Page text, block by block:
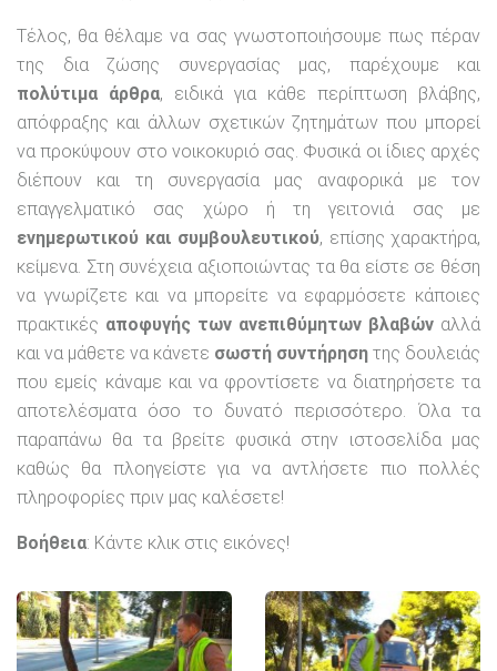
Τέλος, θα θέλαμε να σας γνωστοποιήσουμε πως πέραν
της δια ζώσης συνεργασίας μας, παρέχουμε και
πολύτιμα άρθρα, ειδικά για κάθε περίπτωση βλάβης,
απόφραξης και άλλων σχετικών ζητημάτων που μπορεί
να προκύψουν στο νοικοκυριό σας. Φυσικά οι ίδιες αρχές
διέπουν και τη συνεργασία μας αναφορικά με τον
επαγγελματικό σας χώρο ή τη γειτονιά σας με
ενημερωτικού και συμβουλευτικού, επίσης χαρακτήρα,
κείμενα. Στη συνέχεια αξιοποιώντας τα θα είστε σε θέση
να γνωρίζετε και να μπορείτε να εφαρμόσετε κάποιες
πρακτικές αποφυγής των ανεπιθύμητων βλαβών αλλά
και να μάθετε να κάνετε σωστή συντήρηση της δουλειάς
που εμείς κάναμε και να φροντίσετε να διατηρήσετε τα
αποτελέσματα όσο το δυνατό περισσότερο. Όλα τα
παραπάνω θα τα βρείτε φυσικά στην ιστοσελίδα μας
καθώς θα πλοηγείστε για να αντλήσετε πιο πολλές
πληροφορίες πριν μας καλέσετε!
Βοήθεια: Κάντε κλικ στις εικόνες!